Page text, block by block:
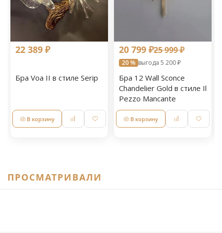
22 389 ₽
Бра Voa II в стиле Serip
В корзину
20 799 ₽25 999 ₽
20 % выгода 5 200 ₽
Бра 12 Wall Sconce
Chandelier Gold в стиле Il
Pezzo Mancante
В корзину
ПРОСМАТРИВАЛИ